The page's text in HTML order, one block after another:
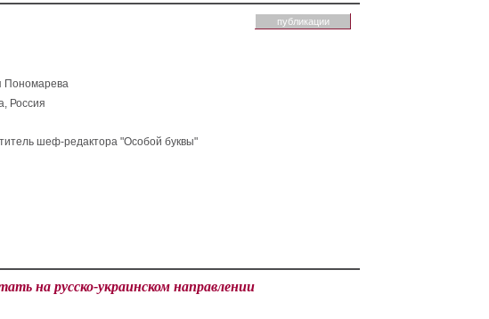
публикации
Пономарева
Россия
шеф-редактора "Особой буквы"
на русско-украинском направлении